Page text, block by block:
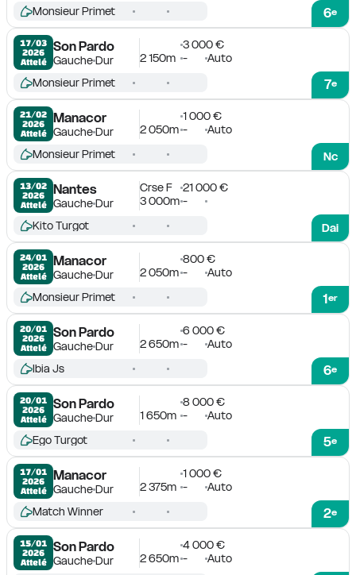
6e
Monsieur Primet
17/03
2026
Attelé
Son Pardo
GaucheDur
3 000 €
2 150m - Auto
7e
Monsieur Primet
21/02
2026
Attelé
Manacor
GaucheDur
1 000 €
2 050m -
Auto
Nc
Monsieur Primet
13/02
2026
Attelé
Nantes
GaucheDur
Crse F
21 000 €
3 000m -
Dai
Kito Turgot
24/01
2026
Attelé
Manacor
GaucheDur
800 €
2 050m - Auto
1er
Monsieur Primet
20/01
2026
Attelé
Son Pardo
GaucheDur
6 000 €
2 650m - Auto
6e
Ibia Js
20/01
2026
Attelé
Son Pardo
GaucheDur
8 000 €
1 650m - Auto
5e
Ego Turgot
17/01
2026
Attelé
Manacor
GaucheDur
1 000 €
2 375m - Auto
2e
Match Winner
15/01
2026
Attelé
Son Pardo
GaucheDur
4 000 €
2 650m -
Auto